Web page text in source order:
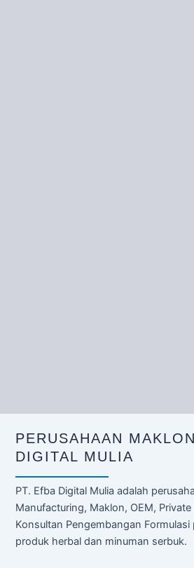
PERUSAHAAN
DIGITAL MULIA
PT. Efba Digital Mulia adalah
Manufacturing, Maklon, OEM,
Konsultan Pengembangan
produk herbal dan minuman serbuk.